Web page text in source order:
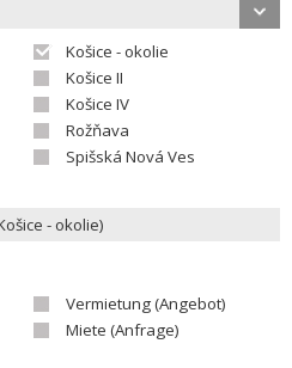
Košice - okolie
Košice II
Košice IV
Rožňava
Spišská Nová Ves
Vermietung (Angebot)
Miete (Anfrage)